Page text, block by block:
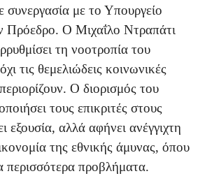
συνεργασία με το Υπουργείο
Πρόεδρο. Ο Μιχαΐλο Ντραπάτι
τη νοοτροπία του
τις θεμελιώδεις κοινωνικές
Ο διορισμός του
τους επικριτές στους
εξουσία, αλλά αφήνει ανέγγιχτη
της εθνικής άμυνας, όπου
περισσότερα προβλήματα.